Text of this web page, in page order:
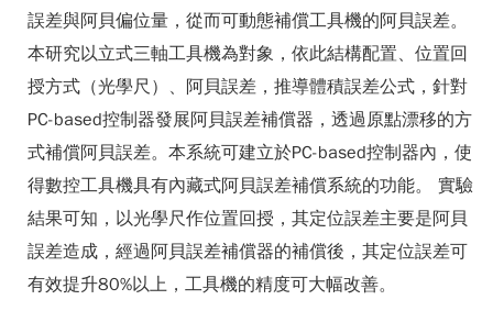
誤差與阿貝偏位量，從而可動態補償工具機的阿貝誤差。
本研究以立式三軸工具機為對象，依此結構配置、位置回
授方式（光學尺）、阿貝誤差，推導體積誤差公式，針對
PC-based控制器發展阿貝誤差補償器，透過原點漂移的方
式補償阿貝誤差。本系統可建立於PC-based控制器內，使
得數控工具機具有內藏式阿貝誤差補償系統的功能。 實驗
結果可知，以光學尺作位置回授，其定位誤差主要是阿貝
誤差造成，經過阿貝誤差補償器的補償後，其定位誤差可
有效提升80%以上，工具機的精度可大幅改善。